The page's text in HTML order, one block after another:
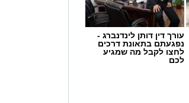
עורך דין דותן לינדנברג -
נפגעתם בתאונת דרכים
לחצו לקבל מה שמגיע
לכם